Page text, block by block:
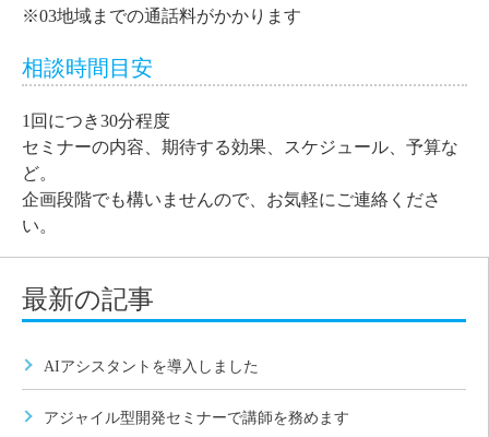
最新の記事
AIアシスタントを導入しました
アジャイル型開発セミナーで講師を務めます
※03地域までの通話料がかかります
相談時間目安
1回につき30分程度
セミナーの内容、期待する効果、スケジュール、予算な
ど。
企画段階でも構いませんので、お気軽にご連絡くださ
い。